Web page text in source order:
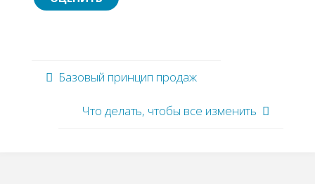
Базовый принцип продаж
Что делать, чтобы все изменить